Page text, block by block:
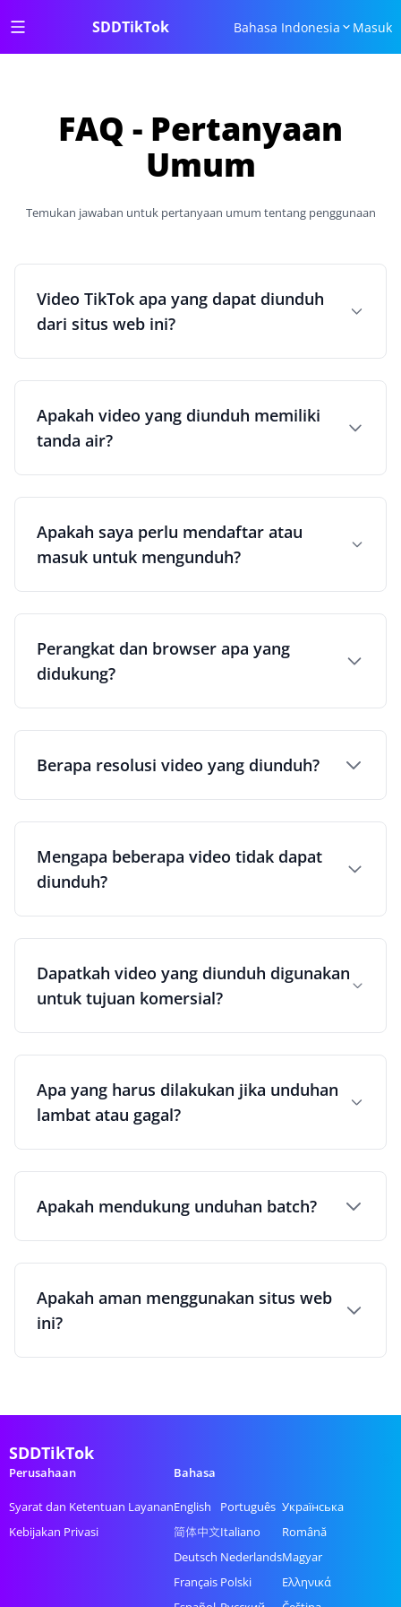
SDDTikTok Bahasa Indonesia Masuk
FAQ - Pertanyaan
Umum
Temukan jawaban untuk pertanyaan umum tentang penggunaan
Video TikTok apa yang dapat diunduh
dari situs web ini?
Apakah video yang diunduh memiliki
tanda air?
Apakah saya perlu mendaftar atau
masuk untuk mengunduh?
Perangkat dan browser apa yang
didukung?
Berapa resolusi video yang diunduh?
Mengapa beberapa video tidak dapat
diunduh?
Dapatkah video yang diunduh digunakan
untuk tujuan komersial?
Apa yang harus dilakukan jika unduhan
lambat atau gagal?
Apakah mendukung unduhan batch?
Apakah aman menggunakan situs web
ini?
SDDTikTok
Perusahaan
Syarat dan Ketentuan Layanan
Kebijakan Privasi
Bahasa
English
简体中文
Deutsch
Français
Português
Italiano
Nederlands
Polski
Українська
Română
Magyar
Ελληνικά